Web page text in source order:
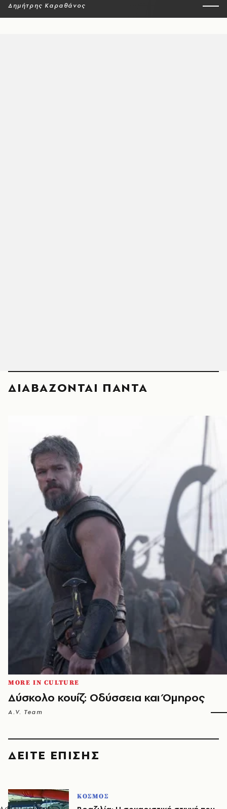
Δημήτρης Καραθάνος
ΔΙΑΒΑΖΟΝΤΑΙ ΠΑΝΤΑ
MORE IN CULTURE
Δύσκολο κουίζ: Οδύσσεια και Όμηρος
A.V. Team
ΔΕΙΤΕ ΕΠΙΣΗΣ
ΚΟΣΜΟΣ